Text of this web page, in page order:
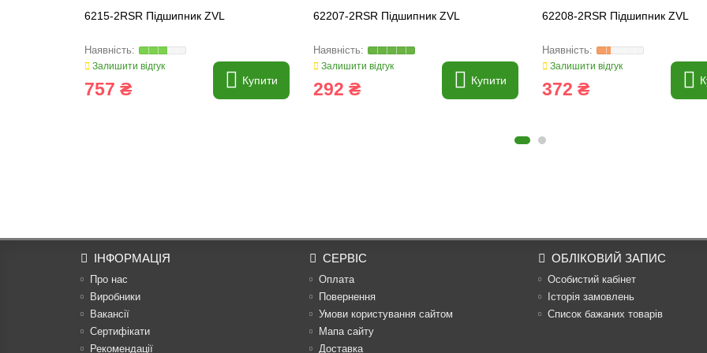
6215-2RSR Підшипник ZVL
Залишити відгук
757 ₴ Купити
62207-2RSR Підшипник ZVL
Залишити відгук
292 ₴ Купити
62208-2RSR Підшипник ZVL
Залишити відгук
372 ₴
ІНФОРМАЦІЯ
Про нас
Виробники
Вакансії
Сертифікати
Рекомендації
СЕРВІС
Оплата
Повернення
Умови користування сайтом
Мапа сайту
Доставка
ОБЛІКОВИЙ ЗАПИС
Особистий кабінет
Історія замовлень
Список бажаних товарів